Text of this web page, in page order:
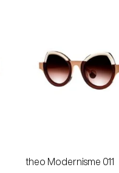
theo Modernisme 011